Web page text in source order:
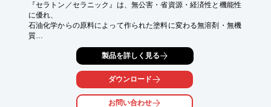
『セラトン／セラニック』は、無公害・省資源・経済性と機能性
に優れ、
石油化学からの原料によって作られた塗料に変わる無溶剤・無機
質
コーティング塗料です。
従来の有機結合よりも強い無機結合、不燃、耐熱性で紫外線、光
波長での材質変化などは起こらず、水分等でも劣化せず、撥水性
製品を詳しく見る
ダウンロード
お問い合わせ